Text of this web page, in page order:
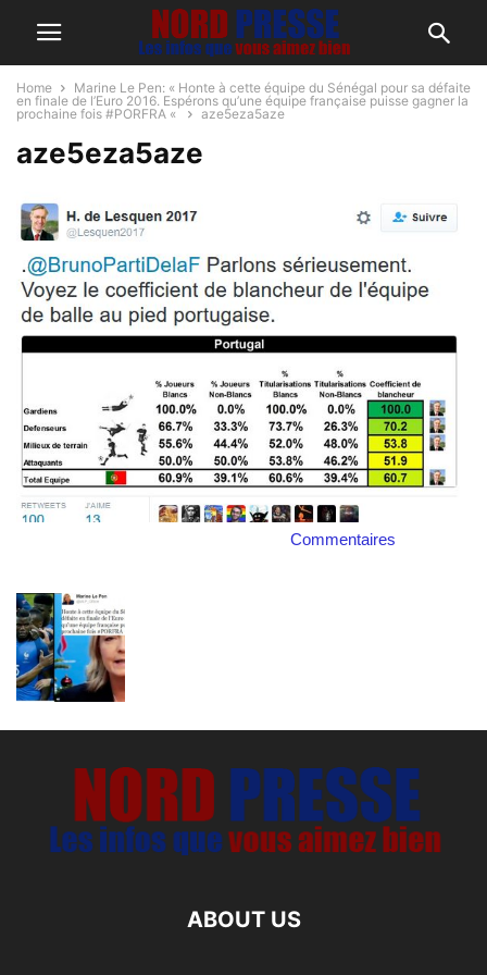
Home
Marine Le Pen: « Honte à cette équipe du Sénégal pour sa défaite
en finale de l’Euro 2016. Espérons qu’une équipe française puisse gagner la
prochaine fois #PORFRA «
aze5eza5aze
aze5eza5aze
Commentaires
ABOUT US